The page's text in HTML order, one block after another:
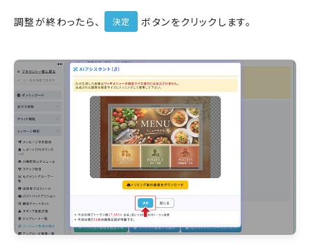
調整が終わったら、 決定 ボタンをクリックします。